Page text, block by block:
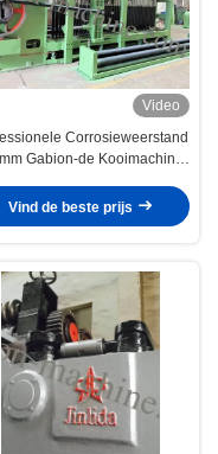
Video
Corrosieweerstand
Gabion-de Kooimachine
Vind de beste prijs